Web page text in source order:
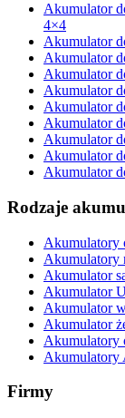
Akumulator
4×4
Akumulator
Akumulator
Akumulator
Akumulator
Akumulator
Akumulator
Akumulator
Akumulator
Akumulator
Rodzaje
Akumulatory
Akumulatory
Akumulator
Akumulator
Akumulator
Akumulator
Akumulatory
Akumulatory
Firmy